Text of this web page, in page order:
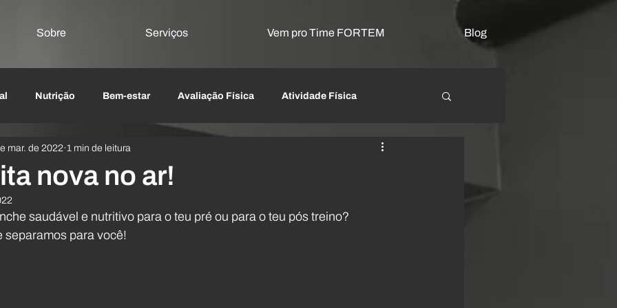
Sobre Serviços Vem pro Time FORTEM Blog
Nutrição Bem-estar Avaliação Física Atividade Física
Emagrecimento Reabilitação e Terapias Manuais Liberação Miofascial
nova no ar!
mar. de 2022 1 min de leitura
saudável e nutritivo para o teu pré ou para o teu pós treino?
separamos para você!